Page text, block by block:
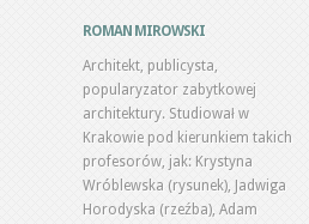
ROMAN MIROWSKI
Architekt, publicysta,
popularyzator zabytkowej
architektury. Studiował w
Krakowie pod kierunkiem takich
profesorów, jak: Krystyna
Wróblewska (rysunek), Jadwiga
Horodyska (rzeźba), Adam